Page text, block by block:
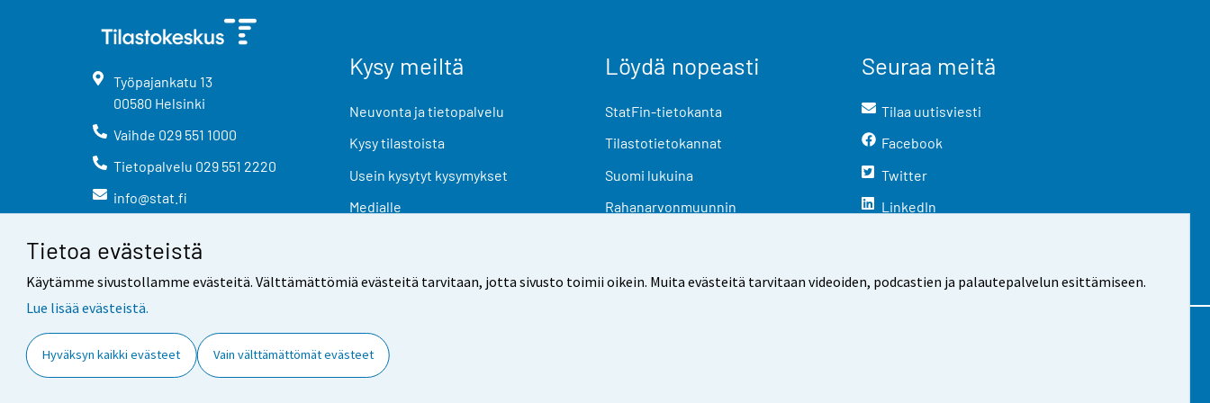
Tietoa evästeistä
Käytämme sivustollamme evästeitä. Välttämättömiä evästeitä tarvitaan, jotta sivusto toimii oikein. Muita evästeitä tarvitaan videoiden, podcastien ja palautepalvelun esittämiseen.
Lue lisää evästeistä.
Hyväksyn kaikki evästeet Vain välttämättömät evästeet
Työpajankatu 13
00580 Helsinki
Vaihde 029 551 1000
Tietopalvelu 029 551 2220
info@stat.fi
Kysy meiltä
Neuvonta ja tietopalvelu
Kysy tilastoista
Usein kysytyt kysymykset
Medialle
Löydä nopeasti
StatFin-tietokanta
Tilastotietokannat
Suomi lukuina
Rahanarvonmuunnin
Seuraa meitä
Tilaa uutisviesti
Facebook
Twitter
LinkedIn
Yhteystiedot Palaute